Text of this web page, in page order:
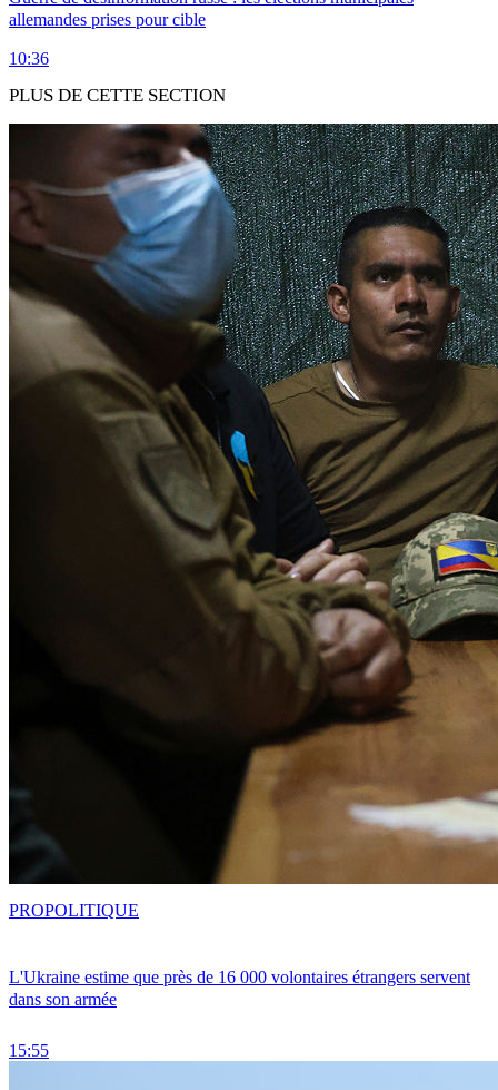
allemandes prises pour cible
10:36
PLUS DE CETTE SECTION
L'Ukraine estime que près de 16 000 volontaires étrangers servent
dans son armée
15:55
PROPOLITIQUE